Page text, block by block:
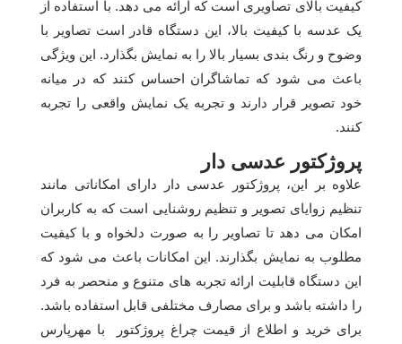
کیفیت بالای تصاویری است که ارائه می دهد. با استفاده از
یک عدسه با کیفیت بالا، این دستگاه قادر است تصاویر با
وضوح و رنگ بندی بسیار بالا را به نمایش بگذارد. این ویژگی
باعث می شود که تماشاگران احساس کنند که در میانه
خود تصویر قرار دارند و تجربه یک نمایش واقعی را تجربه
کنند.
پروژکتور عدسی دار
علاوه بر این، پروژکتور عدسی دار دارای امکاناتی مانند
تنظیم زوایای تصویر و تنظیم روشنایی است که به کاربران
امکان می دهد تا تصاویر را به صورت دلخواه و با کیفیت
مطلوب به نمایش بگذارند. این امکانات باعث می شود که
این دستگاه قابلیت ارائه تجربه های متنوع و منحصر به فرد
را داشته باشد و برای مصارف مختلفی قابل استفاده باشد.
برای خرید و اطلاع از قیمت چراغ پروژکتور با مهرپارس